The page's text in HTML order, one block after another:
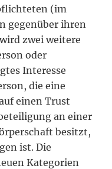
(im
gegenüber ihren
zwei weitere
oder
Interesse
die eine
einen Trust
an einer
besitzt,
ist. Die
Kategorien